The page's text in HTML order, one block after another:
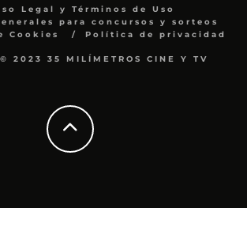
Legal y Términos de Uso
para concursos y sorteos
Cookies
Política de privacidad
2023 35 MILÍMETROS CINE Y TV